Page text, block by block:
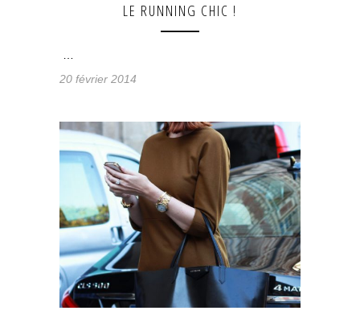
LE RUNNING CHIC !
20 février 2014